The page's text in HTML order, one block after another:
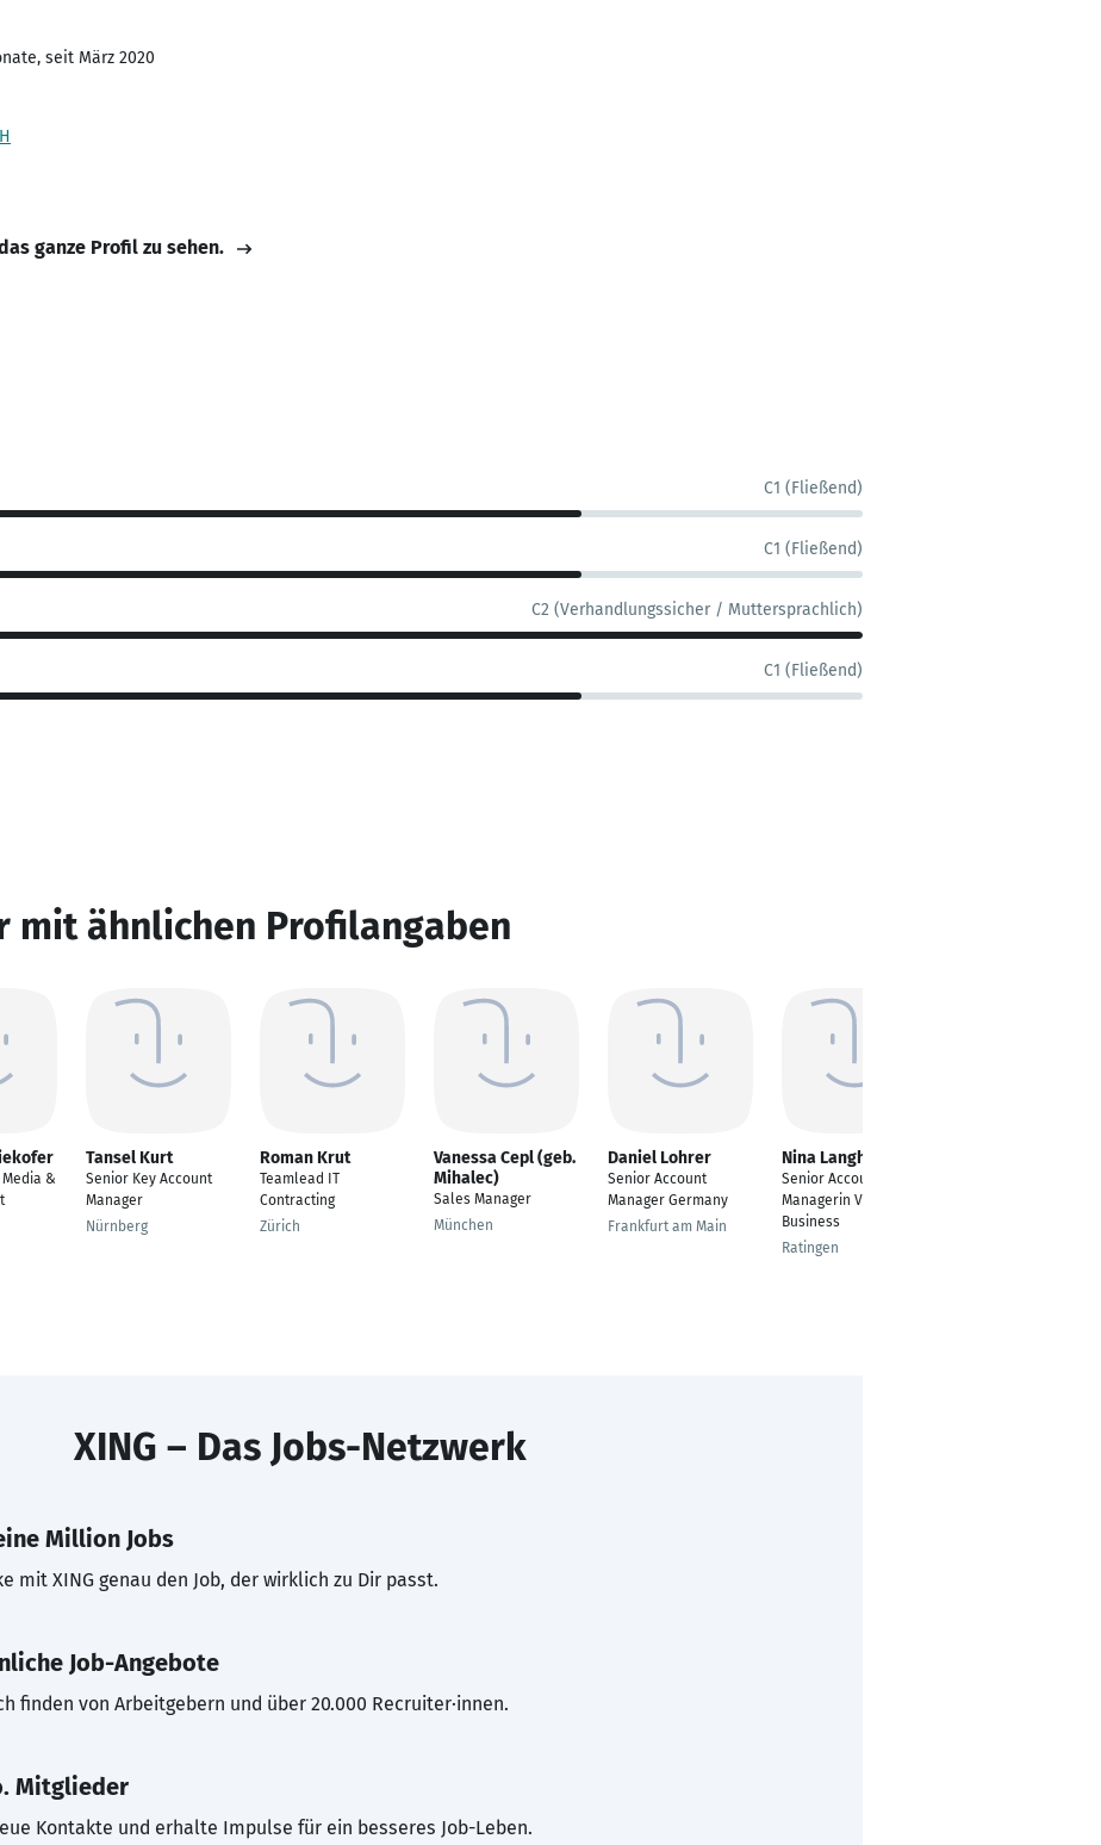
seit März 2020
ganze Profil zu sehen.
C1 (Fließend)
C1 (Fließend)
C2 (Verhandlungssicher / Muttersprachlich)
C1 (Fließend)
mit ähnlichen Profilangaben
&
Tansel Kurt
Senior Key Account
Manager
Nürnberg
Roman Krut
Teamlead IT
Contracting
Zürich
Vanessa Cepl (geb.
Mihalec)
Sales Manager
München
Daniel Lohrer
Senior Account
Manager Germany
Frankfurt am Main
Nina Langhoff
Senior Account
Managerin Vodafone
Business
Ratingen
XING – Das Jobs-Netzwerk
Million Jobs
mit XING genau den Job, der wirklich zu Dir passt.
Job-Angebote
finden von Arbeitgebern und über 20.000 Recruiter·innen.
Mitglieder
Kontakte und erhalte Impulse für ein besseres Job-Leben.